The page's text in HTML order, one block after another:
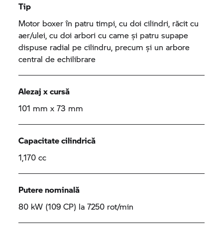
Tip
Motor boxer în patru timpi, cu doi cilindri, răcit cu
aer/ulei, cu doi arbori cu came și patru supape
dispuse radial pe cilindru, precum și un arbore
central de echilibrare
Alezaj x cursă
101 mm x 73 mm
Capacitate cilindrică
1,170 cc
Putere nominală
80 kW (109 CP) la 7250 rot/min